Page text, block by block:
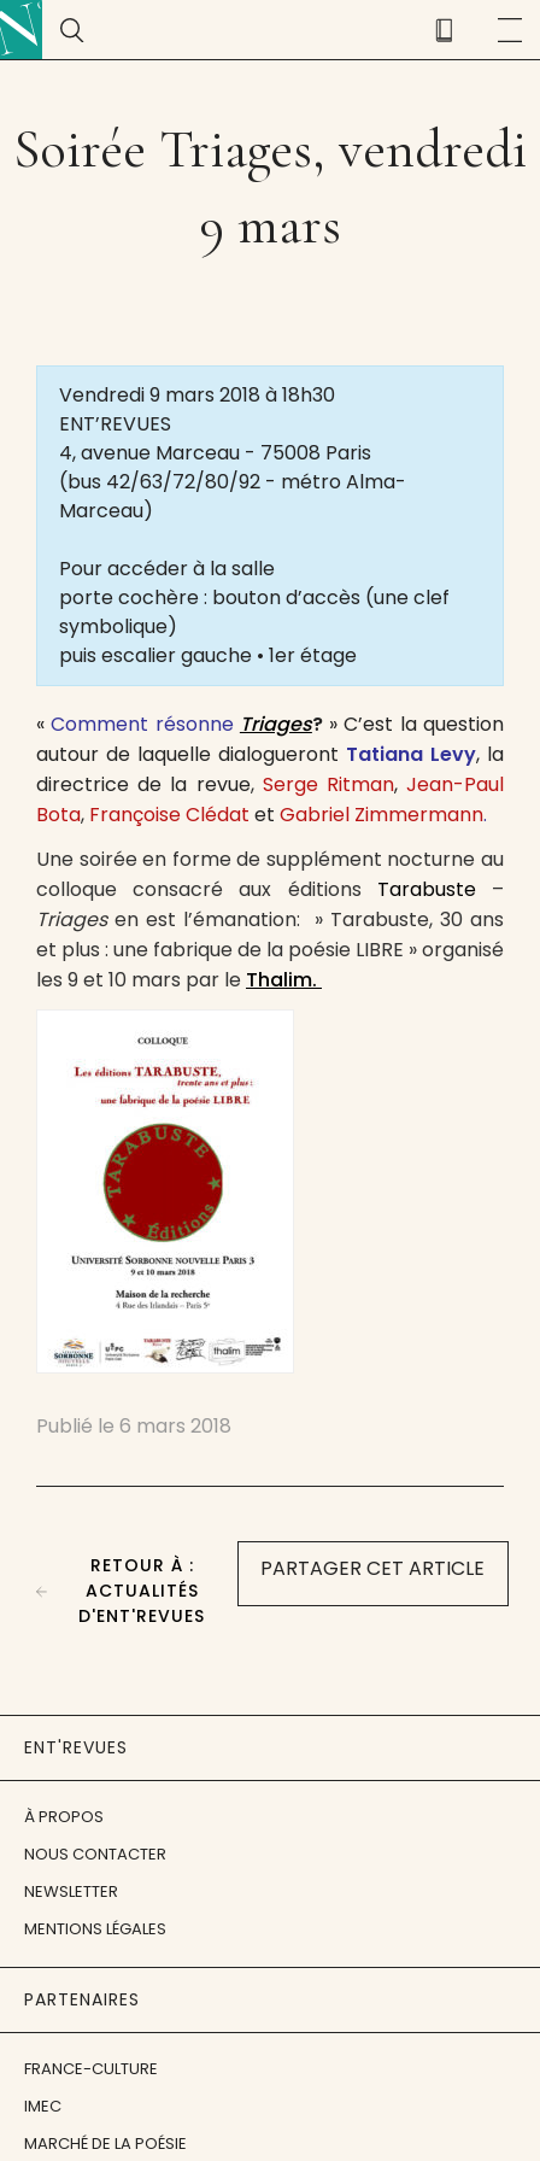
Soirée Triages, vendredi
9 mars
Vendredi 9 mars 2018 à 18h30
ENT’REVUES
4, avenue Marceau - 75008 Paris
(bus 42/63/72/80/92 - métro Alma-
Marceau)
Pour accéder à la salle
porte cochère : bouton d’accès (une clef
symbolique)
puis escalier gauche • 1er étage
«Comment résonne Triages?» C’est la question
autour de laquelle dialogueront Tatiana Levy, la
directrice de la revue, Serge Ritman,Jean-Paul
Bota, Françoise Clédat et Gabriel Zimmermann.
Une soirée en forme de supplément nocturne au
colloque consacré aux éditions Tarabuste–
Triagesen est l’émanation:
» Tarabuste, 30 ans
et plus : une fabrique de la poésie LIBRE » organisé
les 9 et 10 mars par le Thalim.
Publié le 6 mars 2018
PARTAGER CET ARTICLE
RETOUR À :
ACTUALITÉS
D'ENT'REVUES
ENT'REVUES
À PROPOS
NOUS CONTACTER
NEWSLETTER
MENTIONS LÉGALES
PARTENAIRES
FRANCE-CULTURE
IMEC
MARCHÉ DE LA POÉSIE